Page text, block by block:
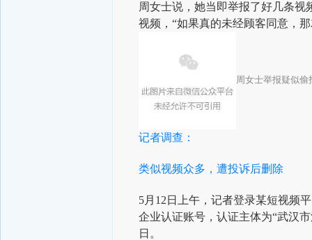
周女士说，她当即举报了好几条
视频，“如果真的未经顾客同意，
周女士举报疑似偷
记者调查：
类似视频众多，遭投诉后删除
5月12日上午，记者登录某短视频
企业认证账号，认证主体为“武汉
日。